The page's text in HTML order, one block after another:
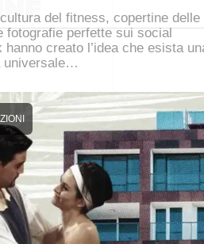
del fitness, copertine delle
fotografie perfette sui social
hanno creato l’idea che esista
universale…